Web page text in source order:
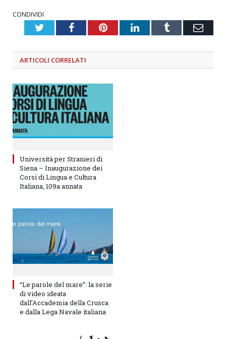
CONDIVIDI
TwitterFacebookPinterestLinkedInTumblr
ARTICOLI CORRELATI
Università per Stranieri di
Siena – Inaugurazione dei
Corsi di Lingua e Cultura
Italiana, 109a annata
“Le parole del mare”: la serie
di video ideata
dall’Accademia della Crusca
e dalla Lega Navale italiana